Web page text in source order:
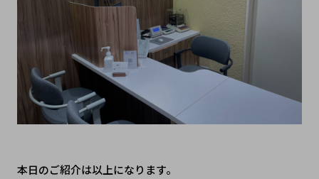
本日のご紹介は以上になります。